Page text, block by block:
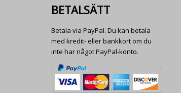
BETALSÄTT
Betala via PayPal. Du kan betala
med kredit- eller bankkort om du
inte har något PayPal-konto.